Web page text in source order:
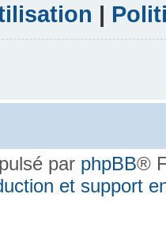
|
par phpBB®
et support